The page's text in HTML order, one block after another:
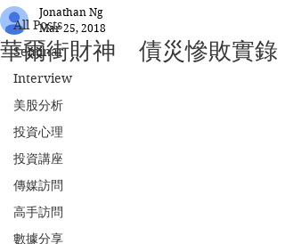
All Posts
Seminar
Interview
美股分析
投資心理
投資講座
傳媒訪問
高手訪問
數據分享
華爾街財神 債災慘敗實錄
Jonathan Ng
Mar 25, 2018